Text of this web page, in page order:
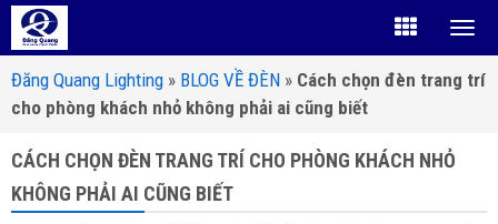
Đăng Quang Lighting » BLOG VỀ ĐÈN » Cách chọn đèn trang trí
cho phòng khách nhỏ không phải ai cũng biết
CÁCH CHỌN ĐÈN TRANG TRÍ CHO PHÒNG KHÁCH NHỎ
KHÔNG PHẢI AI CŨNG BIẾT